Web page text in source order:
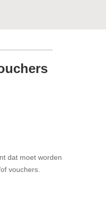
dat moet worden
vouchers.